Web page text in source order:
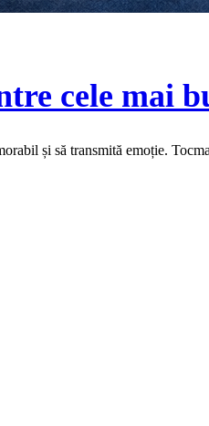
cele mai
și să transmită emoție.